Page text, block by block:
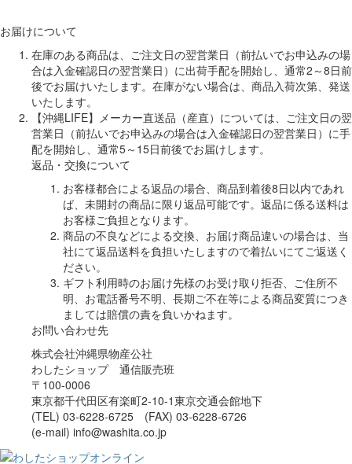
お届けについて
在庫のある商品は、ご注文日の翌営業日（前払いでお申込みの場
合は入金確認日の翌営業日）に出荷手配を開始し、通常2～8日前
後でお届けいたします。在庫がない場合は、商品入荷次第、発送
いたします。
【沖縄LIFE】メーカー直送品（産直）については、ご注文日の翌
営業日（前払いでお申込みの場合は入金確認日の翌営業日）に手
配を開始し、通常5～15日前後でお届けします。
返品・交換について
お客様都合による返品の場合、商品到着後8日以内であれ
ば、未開封の商品に限り返品可能です。返品に係る送料は
お客様ご負担となります。
商品の不良などによる交換、お届け商品違いの場合は、当
社にて返品送料を負担いたしますので着払いにてご返送く
ださい。
ギフト利用時のお届け先様のお受け取り拒否、ご住所不
明、お電話番号不明、長期ご不在等による商品変質につき
ましては賠償の責を負いかねます。
お問い合わせ先
株式会社沖縄県物産公社
わしたショップ 通信販売班
〒100-0006
東京都千代田区有楽町2-10-1東京交通会館地下
(TEL) 03-6228-6725 (FAX) 03-6228-6726
(e-mail) info@washita.co.jp